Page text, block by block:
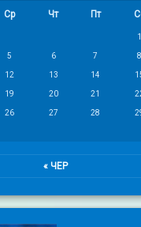
Ср Чт Пт
1
5 6 7 8
12 13 14
19 20 21
26 27 28
« ЧЕР